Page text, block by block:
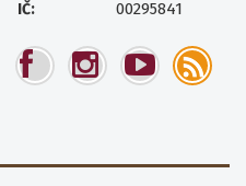
IČ: 00295841